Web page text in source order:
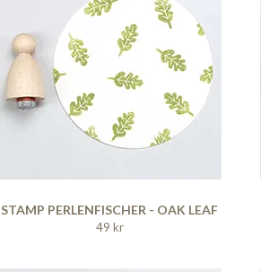
STAMP PERLENFISCHER - OAK LEAF
49 kr